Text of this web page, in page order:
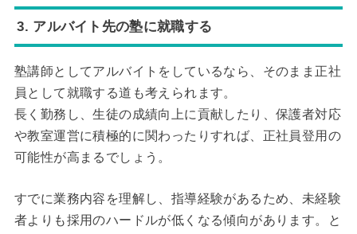
3. アルバイト先の塾に就職する
塾講師としてアルバイトをしているなら、そのまま正社
員として就職する道も考えられます。
長く勤務し、生徒の成績向上に貢献したり、保護者対応
や教室運営に積極的に関わったりすれば、正社員登用の
可能性が高まるでしょう。
すでに業務内容を理解し、指導経験があるため、未経験
者よりも採用のハードルが低くなる傾向があります。と